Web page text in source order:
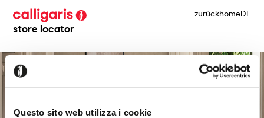
Questo sito web utilizza i cookie
store locator
zurückhomeDE